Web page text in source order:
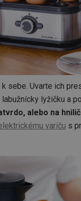
sebe. Uvarte ich
lyžičku a
alebo na
variču s